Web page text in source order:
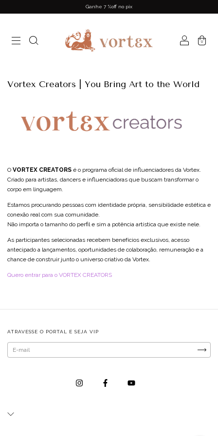
Ganhe 7 %off no pix
0
Vortex Creators | You Bring Art to the World
O VORTEX CREATORS é o programa oficial de influenciadores da Vortex.
Criado para artistas, dancers e influenciadoras que buscam transformar o
corpo em linguagem.
Estamos procurando pessoas com identidade própria, sensibilidade estética e
conexão real com sua comunidade.
Não importa o tamanho do perfil e sim a potência artística que existe nele.
As participantes selecionadas recebem benefícios exclusivos, acesso
antecipado a lançamentos, oportunidades de colaboração, remuneração e a
chance de construir junto o universo criativo da Vortex.
Quero entrar para o VORTEX CREATORS
ATRAVESSE O PORTAL E SEJA VIP